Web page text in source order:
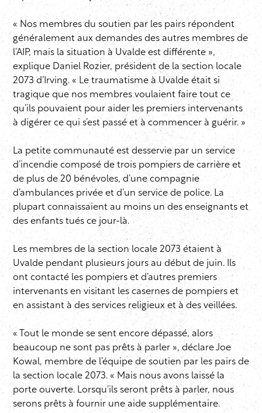
« Nos membres du soutien par les pairs répondent
généralement aux demandes des autres membres de
l’AIP, mais la situation à Uvalde est différente »,
explique Daniel Rozier, président de la section locale
2073 d’Irving. « Le traumatisme à Uvalde était si
tragique que nos membres voulaient faire tout ce
qu’ils pouvaient pour aider les premiers intervenants
à digérer ce qui s’est passé et à commencer à guérir. »
La petite communauté est desservie par un service
d’incendie composé de trois pompiers de carrière et
de plus de 20 bénévoles, d’une compagnie
d’ambulances privée et d’un service de police. La
plupart connaissaient au moins un des enseignants et
des enfants tués ce jour-là.
Les membres de la section locale 2073 étaient à
Uvalde pendant plusieurs jours au début de juin. Ils
ont contacté les pompiers et d’autres premiers
intervenants en visitant les casernes de pompiers et
en assistant à des services religieux et à des veillées.
« Tout le monde se sent encore dépassé, alors
beaucoup ne sont pas prêts à parler », déclare Joe
Kowal, membre de l’équipe de soutien par les pairs de
la section locale 2073. « Mais nous avons laissé la
porte ouverte. Lorsqu’ils seront prêts à parler, nous
serons prêts à fournir une aide supplémentaire.